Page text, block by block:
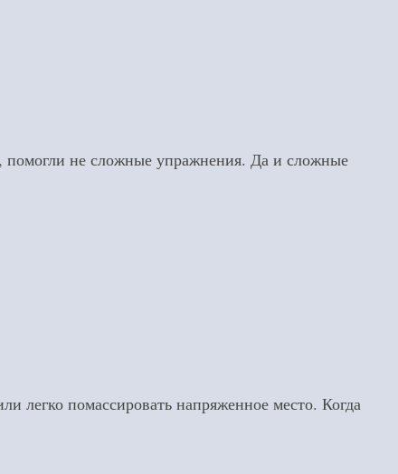
помогли не сложные упражнения. Да и сложные
легко помассировать напряженное место. Когда